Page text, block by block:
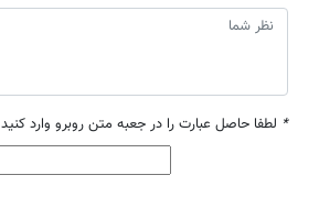
* لطفا حاصل عبارت را در جعبه متن روبرو وارد کنید